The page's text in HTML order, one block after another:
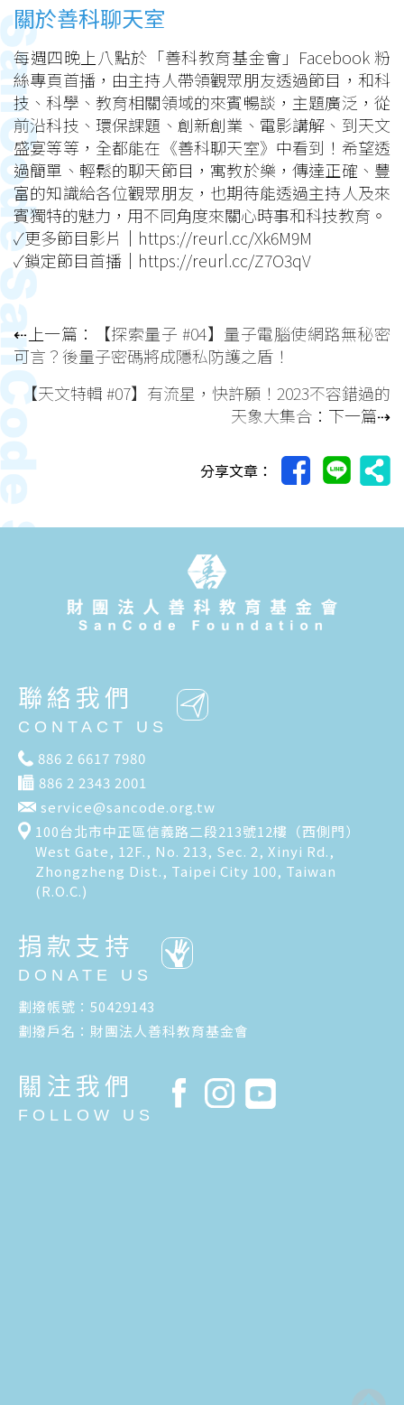
關於善科聊天室
每週四晚上八點於「善科教育基金會」Facebook 粉
絲專頁首播，由主持人帶領觀眾朋友透過節目，和科
技、科學、教育相關領域的來賓暢談，主題廣泛，從
前沿科技、環保課題、創新創業、電影講解、到天文
盛宴等等，全都能在《善科聊天室》中看到！希望透
過簡單、輕鬆的聊天節目，寓教於樂，傳達正確、豐
富的知識給各位觀眾朋友，也期待能透過主持人及來
賓獨特的魅力，用不同角度來關心時事和科技教育。
✓更多節目影片｜ https://reurl.cc/Xk6M9M
✓鎖定節目首播｜ https://reurl.cc/Z7O3qV
⇠上一篇：
【探索量子 #04】量子電腦使網路無秘密
可言？後量子密碼將成隱私防護之盾！
【天文特輯 #07】有流星，快許願！2023不容錯過的
天象大集合 ：下一篇⇢
分享文章：
聯絡我們
CONTACT US
886 2 6617 7980
886 2 2343 2001
service@sancode.org.tw
100台北市中正區信義路二段213號12樓（西側門）
West Gate, 12F., No. 213, Sec. 2, Xinyi Rd.,
Zhongzheng Dist., Taipei City 100, Taiwan
(R.O.C.)
捐款支持
DONATE US
劃撥帳號：50429143
劃撥戶名：財團法人善科教育基金會
關注我們
FOLLOW US